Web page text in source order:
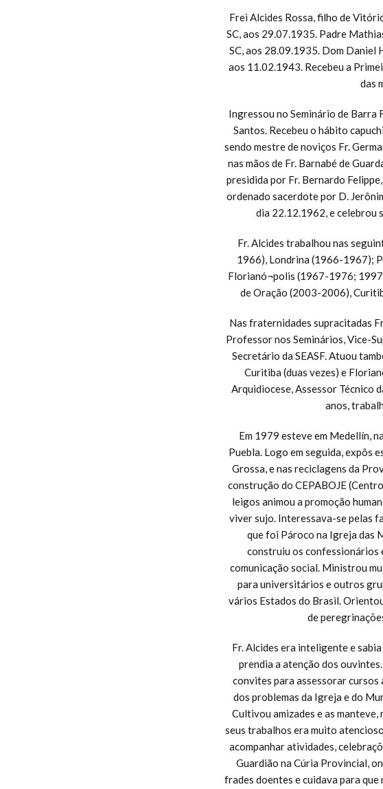
Frei Alcides Rossa, filho de
SC, aos 29.07.1935. Padre
SC, aos 28.09.1935. Dom Daniel
aos 11.02.1943. Recebeu a
das
Ingressou no Seminário de
Santos. Recebeu o hábito
sendo mestre de noviços Fr.
nas mãos de Fr. Barnabé de
presidida por Fr. Bernardo
ordenado sacerdote por D.
dia 22.12.1962, e celebrou
Fr. Alcides trabalhou nas
1966), Londrina (1966-1967);
Florianó¬polis (1967-1976;
de Oração (2003-2006),
Nas fraternidades supracitadas
Professor nos Seminários, Vice-
Secretário da SEASF. Atuou
Curitiba (duas vezes) e
Arquidiocese, Assessor Técnico
anos,
Em 1979 esteve em Medellín,
Puebla. Logo em seguida, expôs
Grossa, e nas reciclagens da
construção do CEPABOJE
leigos animou a promoção
viver sujo. Interessava-se pelas
que foi Pároco na Igreja das
construiu os confessionários
comunicação social. Ministrou
para universitários e outros
vários Estados do Brasil.
de
Fr. Alcides era inteligente e
prendia a atenção dos
convites para assessorar cursos
dos problemas da Igreja e do
Cultivou amizades e as
seus trabalhos era muito
acompanhar atividades,
Guardião na Cúria Provincial,
frades doentes e cuidava para